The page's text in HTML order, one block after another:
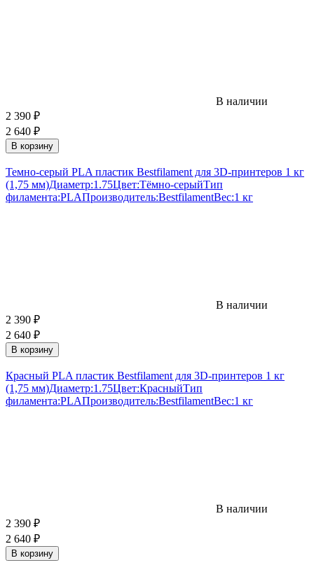
В наличии
2 390 ₽
2 640 ₽
В корзину
Темно-серый PLA пластик Bestfilament для 3D-принтеров 1 кг
(1,75 мм)Диаметр:1.75Цвет:Тёмно-серыйТип
филамента:PLAПроизводитель:BestfilamentВес:1 кг
В наличии
2 390 ₽
2 640 ₽
В корзину
Красный PLA пластик Bestfilament для 3D-принтеров 1 кг
(1,75 мм)Диаметр:1.75Цвет:КрасныйТип
филамента:PLAПроизводитель:BestfilamentВес:1 кг
В наличии
2 390 ₽
2 640 ₽
В корзину